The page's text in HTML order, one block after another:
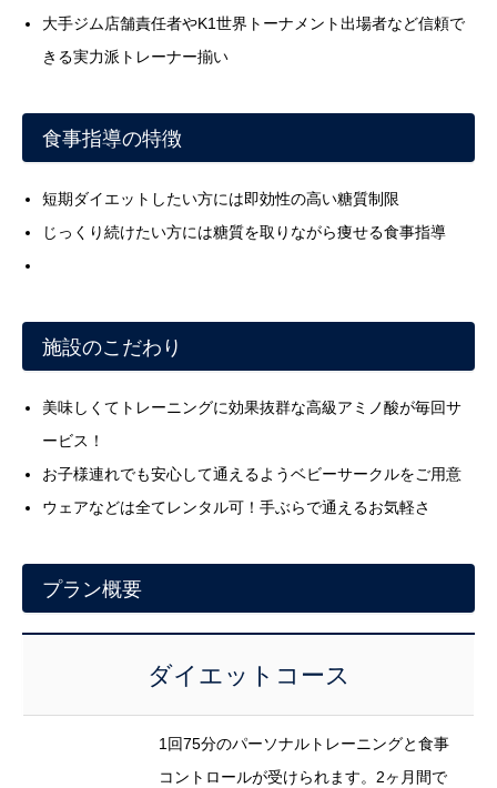
大手ジム店舗責任者やK1世界トーナメント出場者など信頼で
きる実力派トレーナー揃い
食事指導の特徴
短期ダイエットしたい方には即効性の高い糖質制限
じっくり続けたい方には糖質を取りながら痩せる食事指導
施設のこだわり
美味しくてトレーニングに効果抜群な高級アミノ酸が毎回サ
ービス！
お子様連れでも安心して通えるようベビーサークルをご用意
ウェアなどは全てレンタル可！手ぶらで通えるお気軽さ
プラン概要
ダイエットコース
1回75分のパーソナルトレーニングと食事
コントロールが受けられます。2ヶ月間で